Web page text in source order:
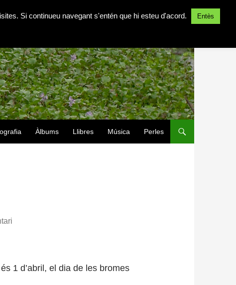
Àlbums Llibres Música Perles
1 d’abril, el dia de les bromes
Si continueu navegant s'entén que hi esteu d'acord. Entès